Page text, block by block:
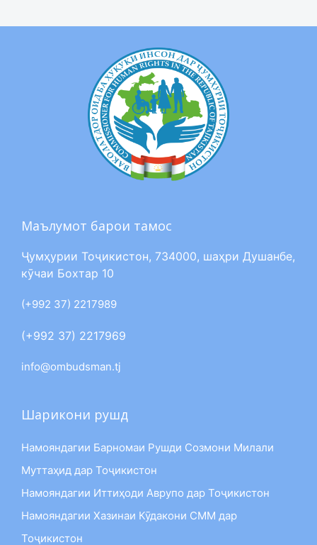
Маълумот барои тамос
Ҷумҳурии Тоҷикистон, 734000, шаҳри Душанбе,
кӯчаи Бохтар 10
(+992 37) 2217989
(+992 37) 2217969
info@ombudsman.tj
Шарикони рушд
Намояндагии Барномаи Рушди Созмони Милали
Муттаҳид дар Тоҷикистон
Намояндагии Иттиҳоди Аврупо дар Тоҷикистон
Намояндагии Хазинаи Кӯдакони СММ дар
Тоҷикистон